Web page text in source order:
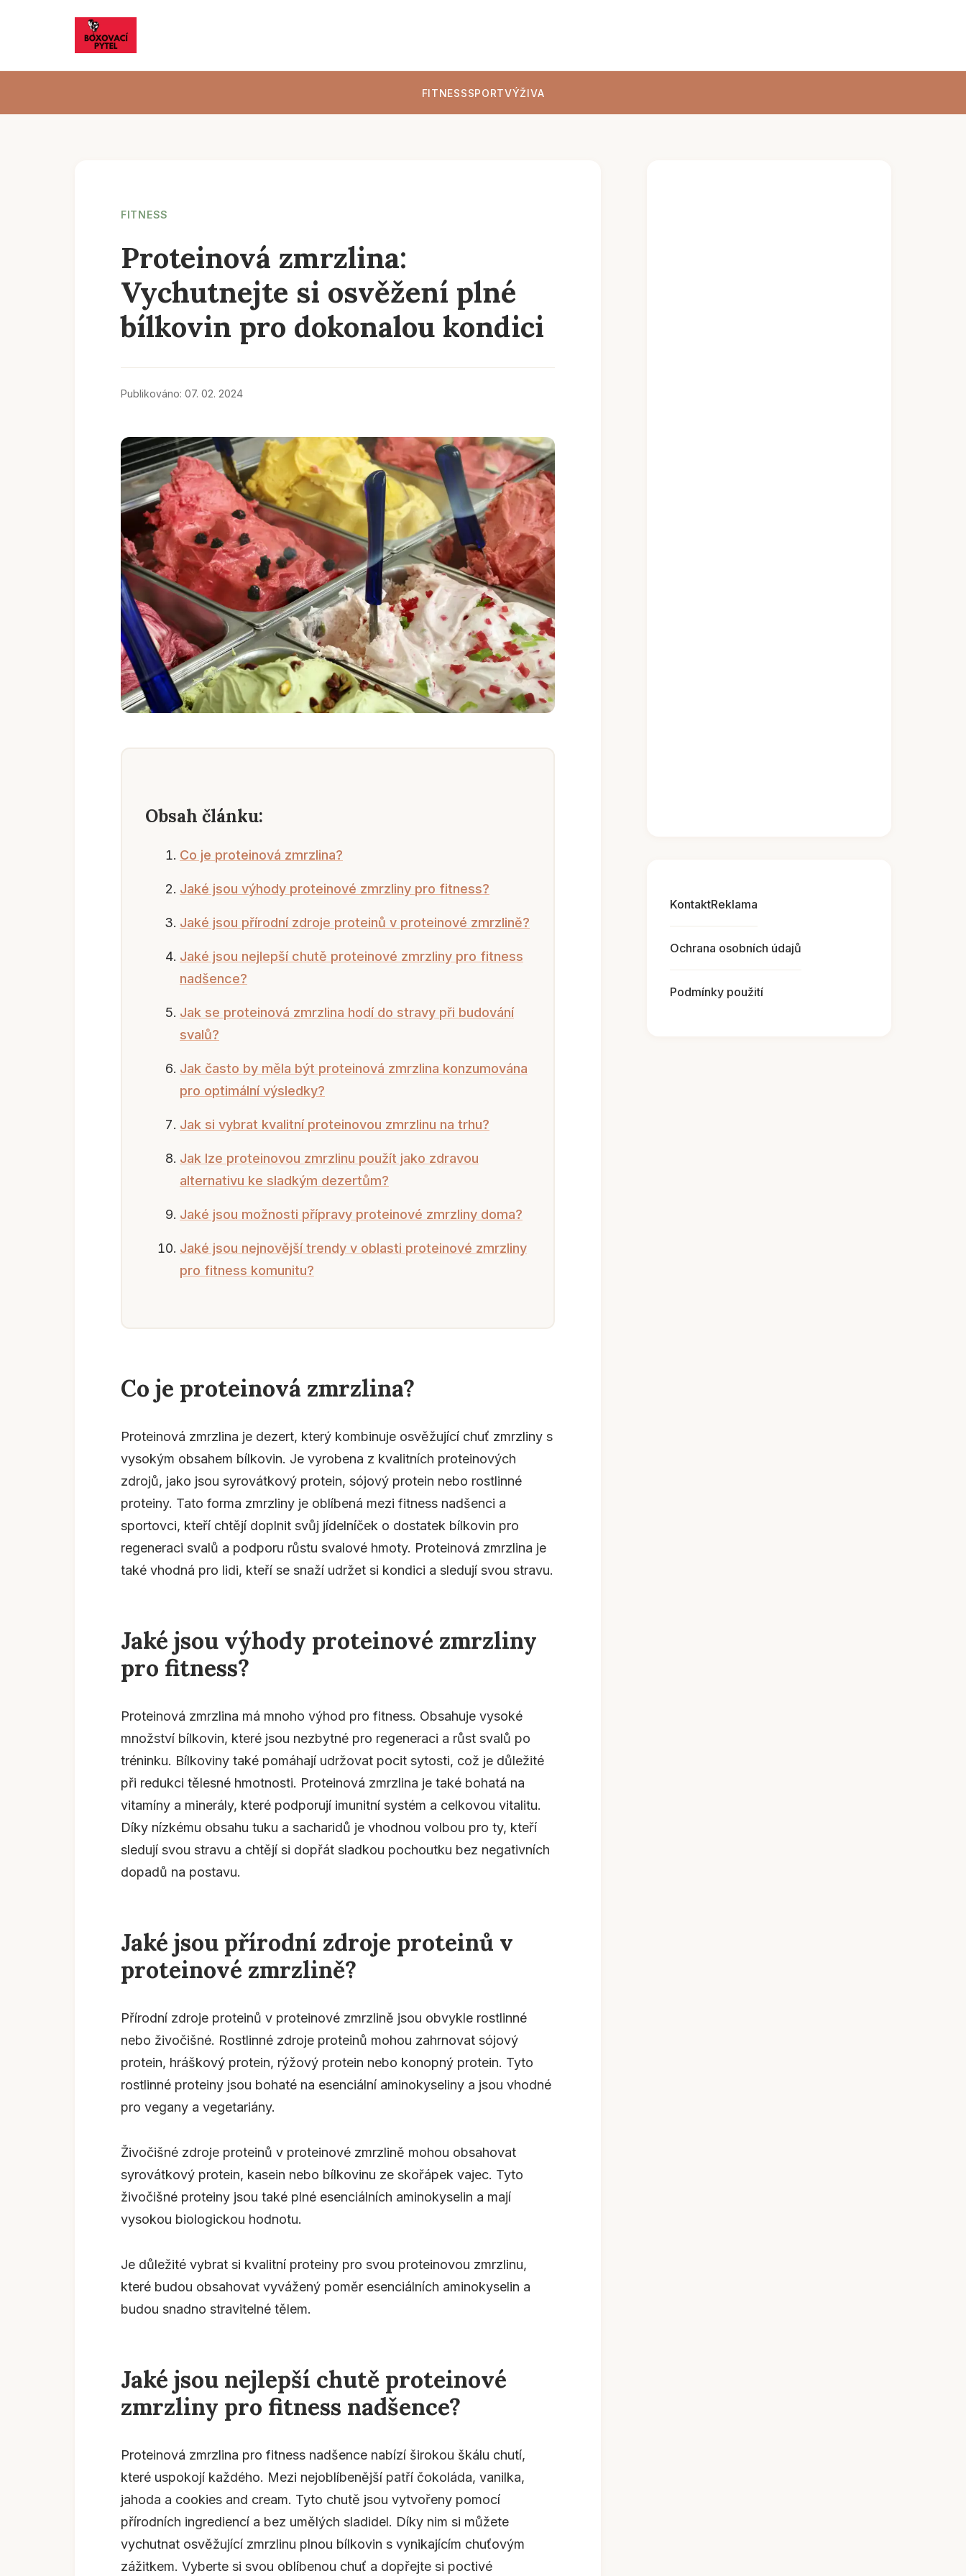
FITNESSSPORTVÝŽIVA
FITNESS
Proteinová zmrzlina:
Vychutnejte si osvěžení plné
bílkovin pro dokonalou kondici
Publikováno: 07. 02. 2024
Obsah článku:
Co je proteinová zmrzlina?
Jaké jsou výhody proteinové zmrzliny pro fitness?
Jaké jsou přírodní zdroje proteinů v proteinové zmrzlině?
Jaké jsou nejlepší chutě proteinové zmrzliny pro fitness
nadšence?
Jak se proteinová zmrzlina hodí do stravy při budování
svalů?
Jak často by měla být proteinová zmrzlina konzumována
pro optimální výsledky?
Jak si vybrat kvalitní proteinovou zmrzlinu na trhu?
Jak lze proteinovou zmrzlinu použít jako zdravou
alternativu ke sladkým dezertům?
Jaké jsou možnosti přípravy proteinové zmrzliny doma?
Jaké jsou nejnovější trendy v oblasti proteinové zmrzliny
pro fitness komunitu?
Co je proteinová zmrzlina?
Proteinová zmrzlina je dezert, který kombinuje osvěžující chuť zmrzliny s
vysokým obsahem bílkovin. Je vyrobena z kvalitních proteinových
zdrojů, jako jsou syrovátkový protein, sójový protein nebo rostlinné
proteiny. Tato forma zmrzliny je oblíbená mezi fitness nadšenci a
sportovci, kteří chtějí doplnit svůj jídelníček o dostatek bílkovin pro
regeneraci svalů a podporu růstu svalové hmoty. Proteinová zmrzlina je
také vhodná pro lidi, kteří se snaží udržet si kondici a sledují svou stravu.
Jaké jsou výhody proteinové zmrzliny
pro fitness?
Proteinová zmrzlina má mnoho výhod pro fitness. Obsahuje vysoké
množství bílkovin, které jsou nezbytné pro regeneraci a růst svalů po
tréninku. Bílkoviny také pomáhají udržovat pocit sytosti, což je důležité
při redukci tělesné hmotnosti. Proteinová zmrzlina je také bohatá na
vitamíny a minerály, které podporují imunitní systém a celkovou vitalitu.
Díky nízkému obsahu tuku a sacharidů je vhodnou volbou pro ty, kteří
sledují svou stravu a chtějí si dopřát sladkou pochoutku bez negativních
dopadů na postavu.
Jaké jsou přírodní zdroje proteinů v
proteinové zmrzlině?
Přírodní zdroje proteinů v proteinové zmrzlině jsou obvykle rostlinné
nebo živočišné. Rostlinné zdroje proteinů mohou zahrnovat sójový
protein, hráškový protein, rýžový protein nebo konopný protein. Tyto
rostlinné proteiny jsou bohaté na esenciální aminokyseliny a jsou vhodné
pro vegany a vegetariány.
Živočišné zdroje proteinů v proteinové zmrzlině mohou obsahovat
syrovátkový protein, kasein nebo bílkovinu ze skořápek vajec. Tyto
živočišné proteiny jsou také plné esenciálních aminokyselin a mají
vysokou biologickou hodnotu.
Je důležité vybrat si kvalitní proteiny pro svou proteinovou zmrzlinu,
které budou obsahovat vyvážený poměr esenciálních aminokyselin a
budou snadno stravitelné tělem.
Jaké jsou nejlepší chutě proteinové
zmrzliny pro fitness nadšence?
Proteinová zmrzlina pro fitness nadšence nabízí širokou škálu chutí,
které uspokojí každého. Mezi nejoblíbenější patří čokoláda, vanilka,
jahoda a cookies and cream. Tyto chutě jsou vytvořeny pomocí
přírodních ingrediencí a bez umělých sladidel. Díky nim si můžete
vychutnat osvěžující zmrzlinu plnou bílkovin s vynikajícím chuťovým
zážitkem. Vyberte si svou oblíbenou chuť a dopřejte si poctivé
KontaktReklama
Ochrana osobních údajů
Podmínky použití